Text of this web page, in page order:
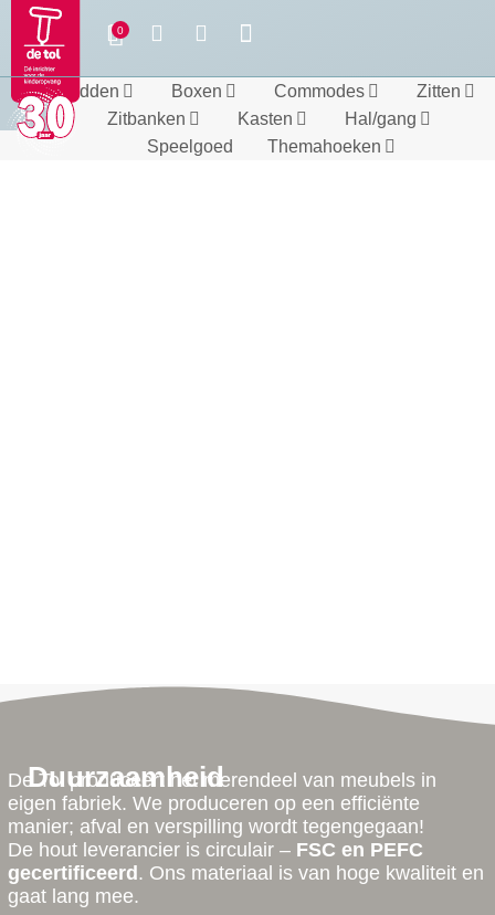
Bedden Boxen Commodes
Zitten
Zitbanken
Kasten
Hal/gang
Speelgoed
Themahoeken
Duurzaamheid
De Tol produceert het merendeel van meubels in
eigen fabriek. We produceren op een efficiënte
manier; afval en verspilling wordt tegengegaan!
De hout leverancier is circulair – FSC en PEFC
gecertificeerd . Ons materiaal is van hoge kwaliteit en
gaat lang mee.